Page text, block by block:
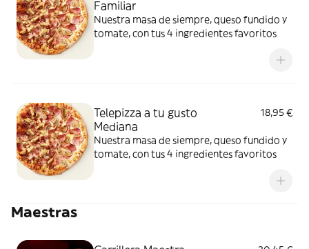
Familiar
Nuestra masa de siempre, queso fundido y
tomate, con tus 4 ingredientes favoritos
Telepizza a tu gusto
Mediana
18,95 €
Nuestra masa de siempre, queso fundido y
tomate, con tus 4 ingredientes favoritos
Maestras